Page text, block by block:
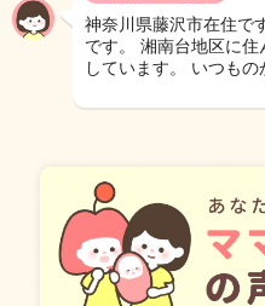
神奈川県藤沢市在住で
です。 湘南台地区に
しています。 いつもの